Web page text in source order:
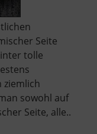
Seite
tolle
ziemlich
sowohl auf
Seite, alle..